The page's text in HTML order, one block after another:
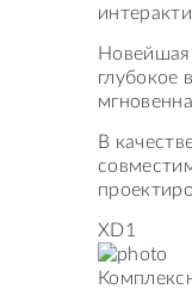
Новейшая
глубокое
В
XD1